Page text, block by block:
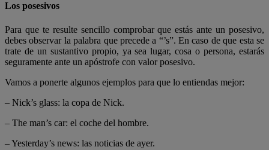
Los posesivos
Para que te resulte sencillo comprobar que estás ante un posesivo,
debes observar la palabra que precede a “’s”. En caso de que esta se
trate de un sustantivo propio, ya sea lugar, cosa o persona, estarás
seguramente ante un apóstrofe con valor posesivo.
Vamos a ponerte algunos ejemplos para que lo entiendas mejor:
– Nick’s glass: la copa de Nick.
– The man’s car: el coche del hombre.
– Yesterday’s news: las noticias de ayer.